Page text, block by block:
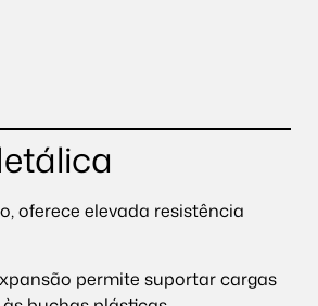
oferece elevada resistência
permite suportar cargas